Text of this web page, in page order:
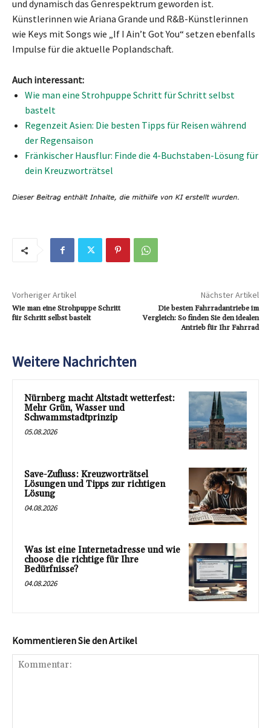
und dynamisch das Genrespektrum geworden ist.
Künstlerinnen wie Ariana Grande und R&B-Künstlerinnen
wie Keys mit Songs wie „If I Ain’t Got You“ setzen ebenfalls
Impulse für die aktuelle Poplandschaft.
Auch interessant:
Wie man eine Strohpuppe Schritt für Schritt selbst
bastelt
Regenzeit Asien: Die besten Tipps für Reisen während
der Regensaison
Fränkischer Hausflur: Finde die 4-Buchstaben-Lösung für
dein Kreuzworträtsel
Vorheriger Artikel
Wie man eine Strohpuppe Schritt
für Schritt selbst bastelt
Nächster Artikel
Die besten Fahrradantriebe im
Vergleich: So finden Sie den idealen
Antrieb für Ihr Fahrrad
Weitere Nachrichten
Nürnberg macht Altstadt wetterfest:
Mehr Grün, Wasser und
Schwammstadtprinzip
05.08.2026
Save-Zufluss: Kreuzworträtsel
Lösungen und Tipps zur richtigen
Lösung
04.08.2026
Was ist eine Internetadresse und wie
choose die richtige für Ihre
Bedürfnisse?
04.08.2026
Kommentieren Sie den Artikel